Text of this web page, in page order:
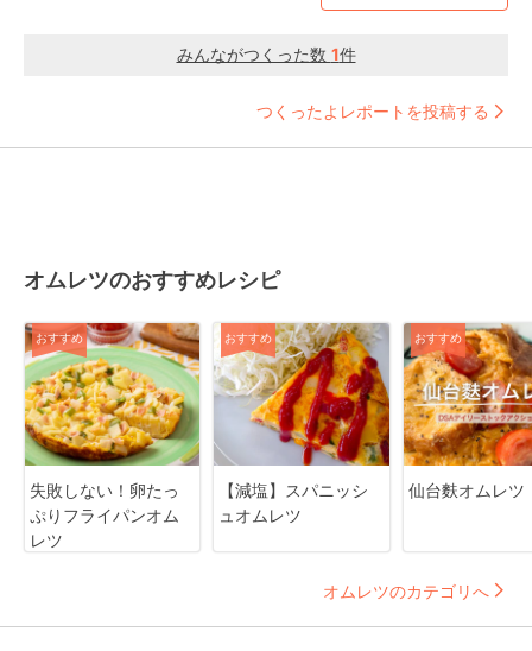
みんながつくった数 1件
つくったよレポートを投稿する
オムレツのおすすめレシピ
おすすめ
失敗しない！卵たっ
ぷりフライパンオム
レツ
おすすめ
【減塩】スパニッシ
ュオムレツ
おすすめ
仙台麩オムレツ
オムレツのカテゴリへ